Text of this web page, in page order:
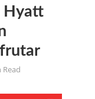
Hyatt
Read